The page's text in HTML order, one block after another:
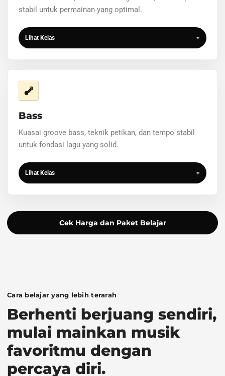
stabil untuk permainan yang optimal.
Lihat Kelas +
Bass
Kuasai groove bass, teknik petikan, dan tempo stabil
untuk fondasi lagu yang solid.
Lihat Kelas +
Cek Harga dan Paket Belajar
Cara belajar yang lebih terarah
Berhenti berjuang sendiri,
mulai mainkan musik
favoritmu dengan
percaya diri.